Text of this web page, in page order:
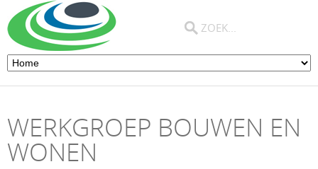
WERKGROEP BOUWEN EN
WONEN